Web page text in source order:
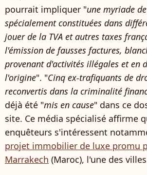
pourrait impliquer "une myriade
spécialement constituées dans
jouer de la TVA et autres taxes
l'émission de fausses factures,
provenant d'activités illégales et en
l'origine". "Cinq ex-trafiquants de
reconvertis dans la criminalité
déjà été "mis en cause" dans ce
site. Ce média spécialisé affirme
enquêteurs s'intéressent
projet immobilier de luxe promu
Marrakech (Maroc), l'une des